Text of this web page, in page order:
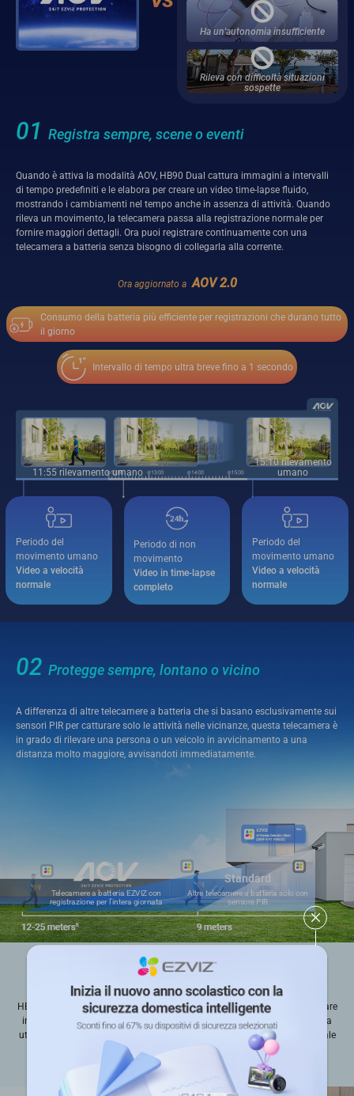
Ha un'autonomia insufficiente
Rileva con difficoltà situazioni
sospette
01Registra sempre, scene o eventi
Quando è attiva la modalità AOV, HB90 Dual cattura immagini a intervalli
di tempo predefiniti e le elabora per creare un video time-lapse fluido,
mostrando i cambiamenti nel tempo anche in assenza di attività. Quando
rileva un movimento, la telecamera passa alla registrazione normale per
fornire maggiori dettagli. Ora puoi registrare continuamente con una
telecamera a batteria senza bisogno di collegarla alla corrente.
Ora aggiornato a AOV 2.0
Consumo della batteria più efficiente per registrazioni che durano tutto
il giorno
Intervallo di tempo ultra breve fino a 1 secondo
11:55 rilevamento umano
15:10 rilevamento
umano
Periodo del
movimento umano
Video a velocità
normale
Periodo di non
movimento
Video in time-lapse
completo
Periodo del
movimento umano
Video a velocità
normale
02Protegge sempre, lontano o vicino
A differenza di altre telecamere a batteria che si basano esclusivamente sui
sensori PIR per catturare solo le attività nelle vicinanze, questa telecamera è
in grado di rilevare una persona o un veicolo in avvicinamento a una
distanza molto maggiore, avvisandoti immediatamente.
Telecamere a batteria EZVIZ con
registrazione per l'intera giornata
Standard
Altre telecamere a batteria solo con
sensore PIR
Energia solare non-stop, installa e dimentica⁶
HB90 Dual punta davvero alla massima praticità. Installa il pannello solare
incluso in un punto ben soleggiato e collegalo alla telecamera: il sistema
utilizzerà l'energia solare per garantire una sorveglianza continua, in totale
autonomia. Bastano solo due ore di luce solare diretta al giorno per
ottenere un monitoraggio ininterrotto intorno alla tua proprietà.